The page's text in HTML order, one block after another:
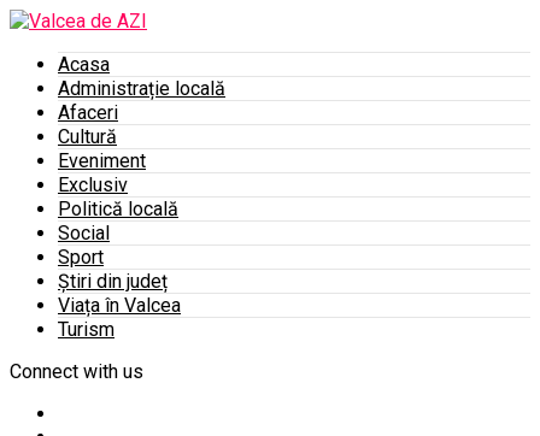
Acasa
Administrație locală
Afaceri
Cultură
Eveniment
Exclusiv
Politică locală
Social
Sport
Știri din județ
Viața în Valcea
Turism
Connect with us